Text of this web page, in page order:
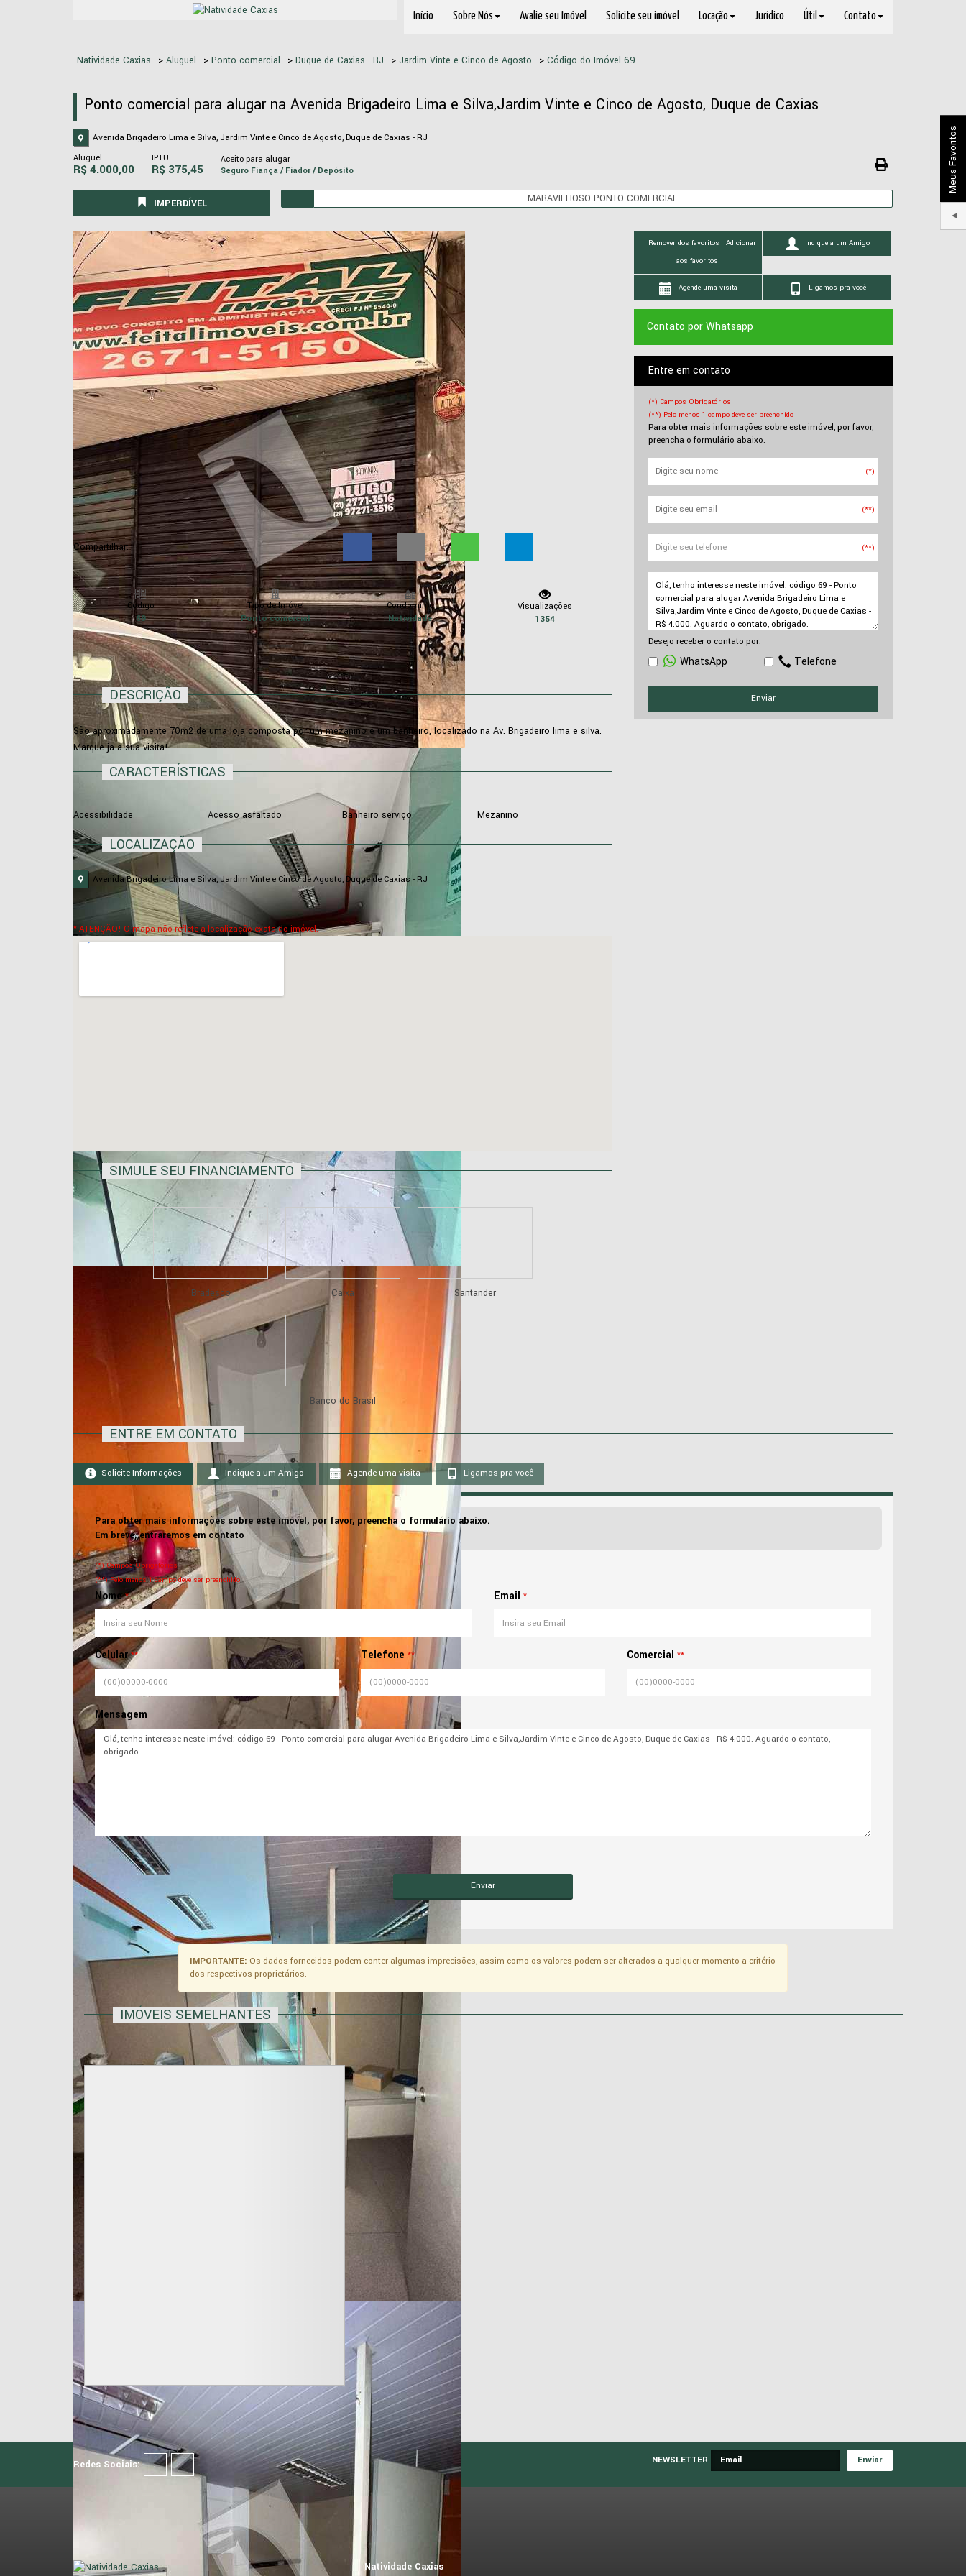
Início Sobre Nós Avalie seu Imóvel Solicite seu imóvel Locação Jurídico Útil Contato
Natividade Caxias > Aluguel > Ponto comercial > Duque de Caxias - RJ > Jardim Vinte e Cinco de Agosto > Código do Imóvel 69
Ponto comercial para alugar na Avenida Brigadeiro Lima e Silva,Jardim Vinte e Cinco de Agosto, Duque de Caxias
Avenida Brigadeiro Lima e Silva, Jardim Vinte e Cinco de Agosto, Duque de Caxias - RJ
Aluguel
R$4.000,00
IPTU
R$ 375,45
Aceito para alugar
Seguro Fiança / Fiador / Depósito
IMPERDÍVEL MARAVILHOSO PONTO COMERCIAL
Compartilhar:
Código
69
Tipo de Imóvel
Ponto comercial
Condomínio
Natividade
Visualizações
1354
DESCRIÇÃO
São aproximadamente 70m2 de uma loja composta por um mezanino e um banheiro, localizado na Av. Brigadeiro lima e silva.
Marque ja a sua visita!
CARACTERÍSTICAS
Acessibilidade Acesso asfaltado Banheiro serviço Mezanino
LOCALIZAÇÃO
Avenida Brigadeiro Lima e Silva, Jardim Vinte e Cinco de Agosto, Duque de Caxias - RJ
* ATENÇÃO! O mapa não reflete a localização exata do imóvel.
SIMULE SEU FINANCIAMENTO
Bradesco Caixa Santander
Banco do Brasil
Remover dos favoritos
Adicionar
aos favoritos
Indique a um Amigo
Agende uma visita Ligamos pra você
Contato por Whatsapp
Entre em contato
(*) Campos Obrigatórios
(**) Pelo menos 1 campo deve ser preenchido
Para obter mais informações sobre este imóvel, por favor,
preencha o formulário abaixo.
(*)
(**)
(**)
Desejo receber o contato por:
WhatsApp Telefone
Enviar
ENTRE EM CONTATO
Solicite Informações Indique a um Amigo Agende uma visita Ligamos pra você
Para obter mais informações sobre este imóvel, por favor, preencha o formulário abaixo.
Em breve, entraremos em contato
(*) Campos Obrigatórios
(**) Pelo menos 1 campo deve ser preenchido
Nome * Email *
Celular ** Telefone ** Comercial **
Mensagem
Enviar
IMPORTANTE: Os dados fornecidos podem conter algumas imprecisões, assim como os valores podem ser alterados a qualquer momento a critério
dos respectivos proprietários.
IMÓVEIS SEMELHANTES
Redes Sociais: NEWSLETTER
Natividade Caxias
Meus Favoritos